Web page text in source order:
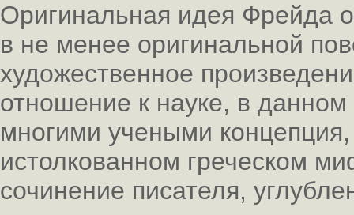
Оригинальная идея Фрейда
в не менее оригинальной
художественное
отношение к науке, в
многими учеными
истолкованном греческом
сочинение писателя,